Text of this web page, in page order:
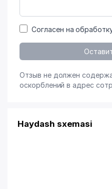
Согласен на
Отзыв не должен
оскорблений в адрес
Haydash sxemasi